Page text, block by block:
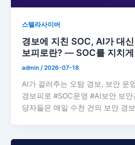
스텔라사이버
경보에 지친 SOC, AI가 대
보피로란? — SOC를 지치
admin/2026-07-18
AI가 걸러주는 오탐 경보, 보안 운
경보피로 #SOC운영 #AI보안 보
당자들은 매일 수천 건의 보안 경